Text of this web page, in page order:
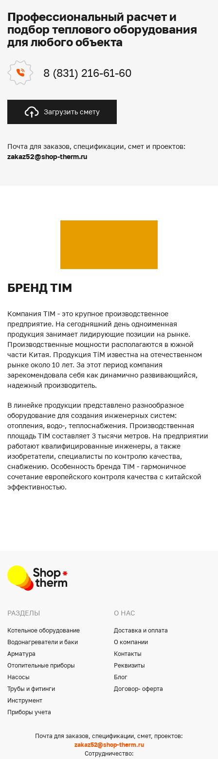
Профессиональный расчет и
подбор теплового оборудования
для любого объекта
8 (831) 216-61-60
Загрузить смету
Почта для заказов, спецификации, смет и проектов:
zakaz52@shop-therm.ru
БРЕНД TIM
Компания TIM - это крупное производственное
предприятие. На сегодняшний день одноименная
продукция занимает лидирующие позиции на рынке.
Производственные мощности располагаются в южной
части Китая. Продукция ТiM известна на отечественном
рынке около 10 лет. За этот период компания
зарекомендовала себя как динамично развивающийся,
надежный производитель.
В линейке продукции представлено разнообразное
оборудование для создания инженерных систем:
отопления, водо-, теплоснабжения. Производственная
площадь TIM составляет 3 тысячи метров. На предприятии
работают квалифицированные инженеры, а также
изобретатели, специалисты по контролю качества,
снабжению. Особенность бренда TIM - гармоничное
сочетание европейского контроля качества с китайской
эффективностью.
РАЗДЕЛЫ
Котельное оборудование
Водонагреватели и баки
Арматура
Отопительные приборы
Насосы
Трубы и фитинги
Инструмент
Приборы учета
О НАС
Доставка и оплата
О компании
Контакты
Реквизиты
Блог
Договор- оферта
Почта для заказов, спецификации, смет, проектов:
zakaz52@shop-therm.ru
Сотрудничество: